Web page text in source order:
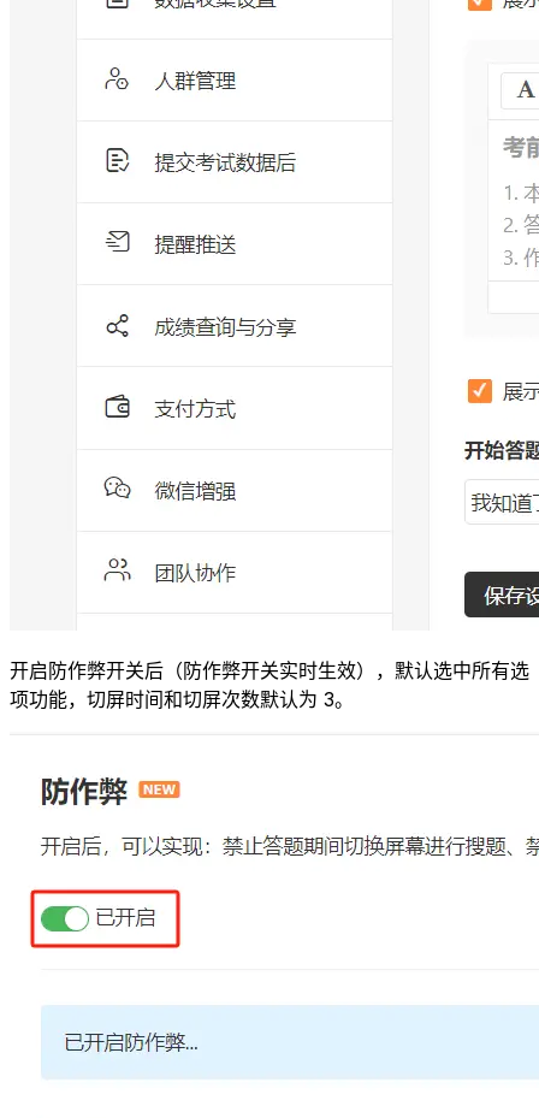
开启防作弊开关后（防作弊开关实时生效），默认选中所有选
项功能，切屏时间和切屏次数默认为 3。